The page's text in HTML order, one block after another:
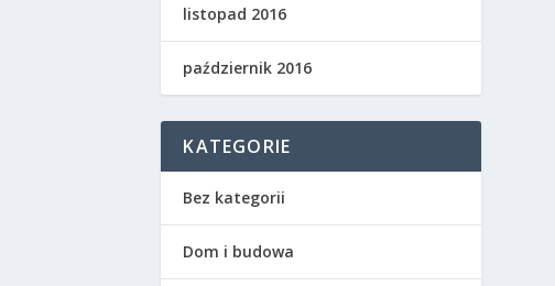
listopad 2016
październik 2016
KATEGORIE
Bez kategorii
Dom i budowa